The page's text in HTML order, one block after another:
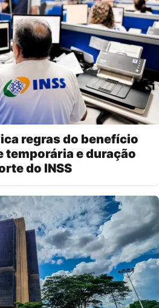
regras do benefício
temporária e duração
do INSS